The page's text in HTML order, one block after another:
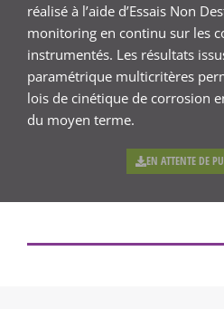
réalisé à l’aide d’Essais Non
monitoring en continu sur les
instrumentés. Les résultats
paramétrique multicritères
lois de cinétique de corrosion
du moyen terme.
EN ATTENTE DE